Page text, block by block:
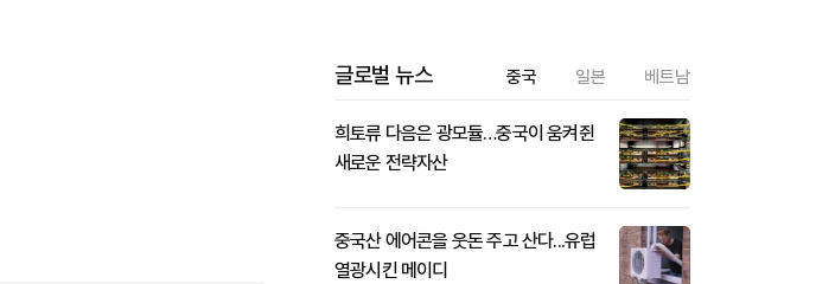
글로벌 뉴스 중국 일본 베트남
희토류 다음은 광모듈…중국이 움켜쥔
새로운 전략자산
중국산 에어콘을 웃돈 주고 산다...유럽
열광시킨 메이디